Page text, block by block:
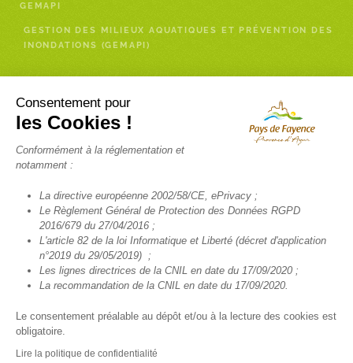
Consentement pour
les Cookies !
Conformément à la réglementation et
notamment :
La directive européenne 2002/58/CE, ePrivacy ;
Le Règlement Général de Protection des Données RGPD
2016/679 du 27/04/2016 ;
L'article 82 de la loi Informatique et Liberté (décret d'application
n°2019 du 29/05/2019) ;
Les lignes directrices de la CNIL en date du 17/09/2020 ;
La recommandation de la CNIL en date du 17/09/2020.
Le consentement préalable au dépôt et/ou à la lecture des cookies est
obligatoire.
Lire la politique de confidentialité
GEMAPI
GESTION DES MILIEUX AQUATIQUES ET PRÉVENTION DES
INONDATIONS (GEMAPI)
Enfance- Services à la personne
INSCRIPTION NEWSLETTER RELAIS PETITE ENFANCE
TÉLÉALARME
SANTÉ
TRANSPORT SCOLAIRE
© COMMUNAUTÉ DE COMMUNES DU PAYS DE FAYENCE 2022 TOUS
DROITS RÉSERVÉS -MENTIONS LÉGALES